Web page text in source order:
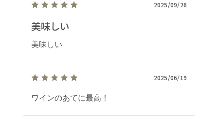
2025/09/26
美味しい
美味しい
2025/06/19
ワインのあてに最高！